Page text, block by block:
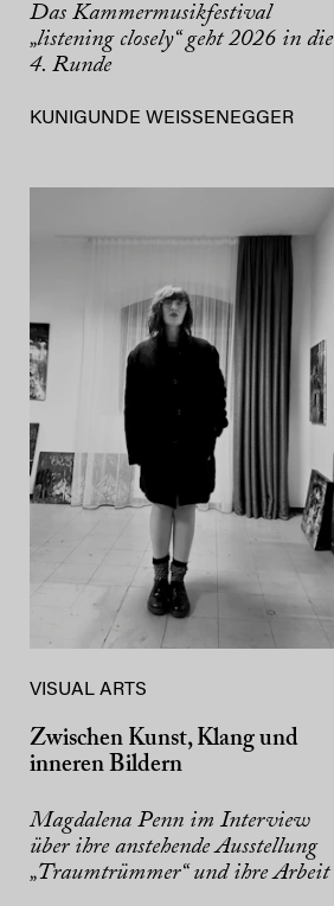
Das Kammermusikfestival
„listening closely“ geht 2026 in die
4. Runde
KUNIGUNDE WEISSENEGGER
VISUAL ARTS
Zwischen Kunst, Klang und
inneren Bildern
Magdalena Penn im Interview
über ihre anstehende Ausstellung
„Traumtrümmer“ und ihre Arbeit